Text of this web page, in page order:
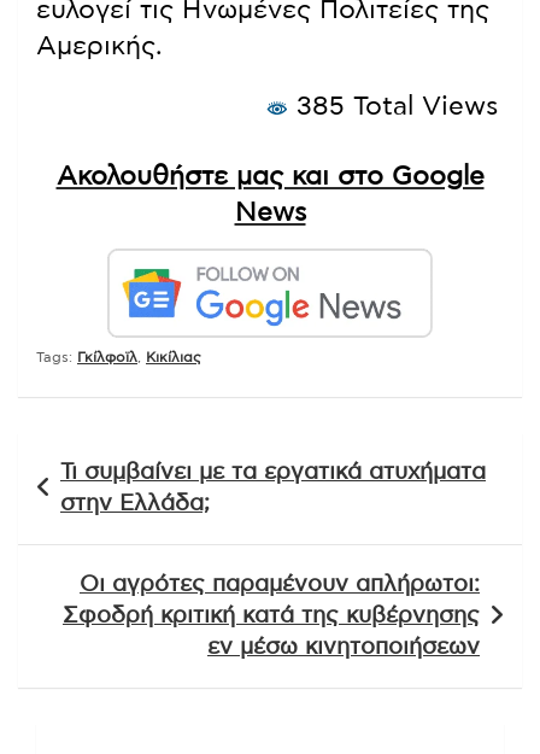
ευλογεί τις Ηνωμένες Πολιτείες της
Αμερικής.
385 Total Views
Ακολουθήστε μας και στο Google
News
Tags: Γκίλφοϊλ Κικίλιας
άρθρων
Τι συμβαίνει με τα εργατικά ατυχήματα
στην Ελλάδα;
Οι αγρότες παραμένουν απλήρωτοι:
Σφοδρή κριτική κατά της κυβέρνησης
εν μέσω κινητοποιήσεων